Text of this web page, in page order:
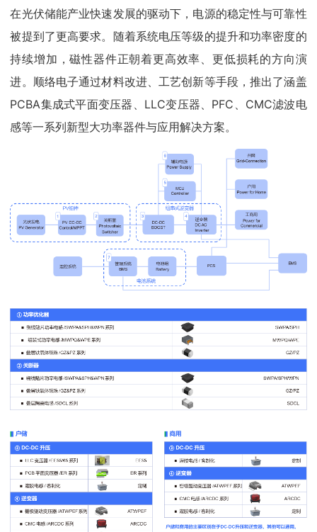
在光伏储能产业快速发展的驱动下，电源的稳定性与可靠性
被提到了更高要求。随着系统电压等级的提升和功率密度的
持续增加，磁性器件正朝着更高效率、更低损耗的方向演
进。顺络电子通过材料改进、工艺创新等手段，推出了涵盖
PCBA集成式平面变压器、LLC变压器、PFC、CMC滤波电
感等一系列新型大功率器件与应用解决方案。